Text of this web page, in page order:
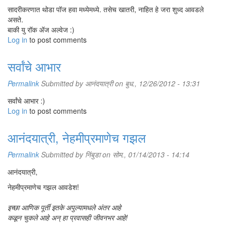
सादरीकरणात थोडा पॉज हवा मध्येमध्ये. तसेच खातरी, नाहित हे जरा शुध्द आवडले
असते.
बाकी यु रॉक अ‍ॅज अल्वेज :)
Log in to post comments
सर्वांचे आभार
Permalink Submitted by आनंदयात्रीon बुध., 12/26/2012 - 13:31
सर्वांचे आभार :)
Log in to post comments
आनंदयात्री, नेहमीप्रमाणेच गझल
Permalink Submitted by निंबुडाon सोम., 01/14/2013 - 14:14
आनंदयात्री,
नेहमीप्रमाणेच गझल आवडेश!
इच्छा आणिक पूर्ती इतके अपुल्यामधले अंतर आहे
कळून चुकले आहे अन् हा प्रवासही जीवनभर आहे!